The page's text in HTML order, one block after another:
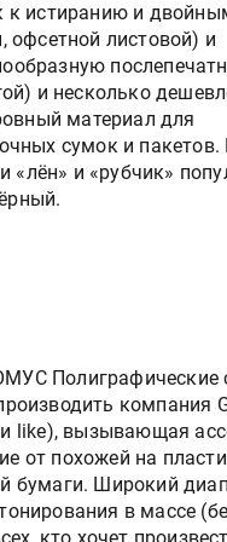
к истиранию и
офсетной листовой) и
и несколько
материал для
сумок и пакетов.
«лён» и «рубчик»
Полиграфические
компания
like), вызывающая
от похожей на
бумаги. Широкий
в массе
«Дубль В» расширяет
фольги для горячего
УФ-принтер Mimaki
запущен в компании